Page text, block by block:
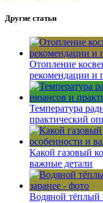
Другие статьи
Отопление
рекомендации и
Температура
практический
Какой газовый
важные детали
Водяной тёплый